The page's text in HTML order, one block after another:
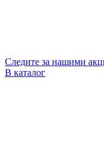
Следите за нашими
В каталог